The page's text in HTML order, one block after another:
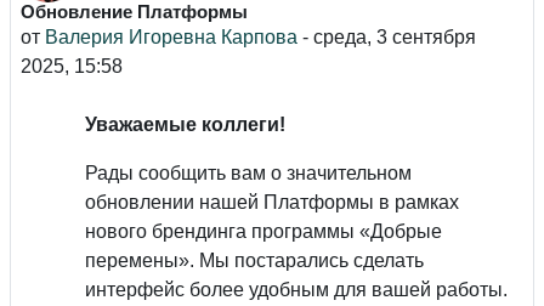
Обновление Платформы
от Валерия Игоревна Карпова - среда, 3 сентября
2025, 15:58
Количество ответов: 0
Уважаемые коллеги!
Рады сообщить вам о значительном
обновлении нашей Платформы в рамках
нового брендинга программы «Добрые
перемены». Мы постарались сделать
интерфейс более удобным для вашей работы.